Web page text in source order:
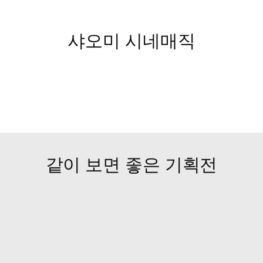
샤오미 시네매직
같이 보면 좋은 기획전